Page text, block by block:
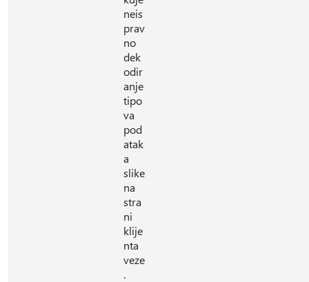
neis
prav
no
dek
odir
anje
tipo
va
pod
atak
a
slike
na
stra
ni
klije
nta
veze
.